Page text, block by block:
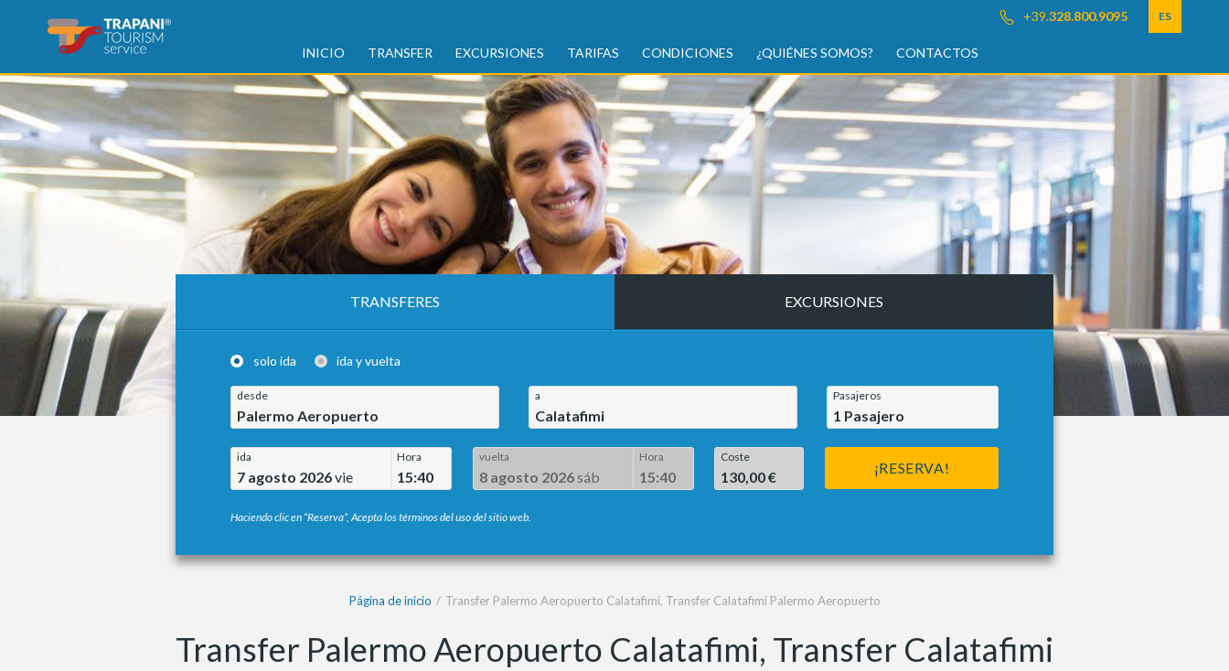
+39.328.800.9095 ES
INICIO TRANSFER EXCURSIONES TARIFAS CONDICIONES ¿QUIÉNES SOMOS? CONTACTOS
TRANSFERES EXCURSIONES
solo ida ida y vuelta
desde
Palermo Aeropuerto
a
Calatafimi
Pasajeros
1 Pasajero
ida
7 agosto 2026vie
Hora
15:40
vuelta
8 agosto 2026sáb
Hora
15:40
Coste
130,00 €
¡RESERVA!
Haciendo clic en “Reserva”, Acepta los términos del uso del sitio web.
Página de inicio Transfer Palermo Aeropuerto Calatafimi, Transfer Calatafimi Palermo Aeropuerto
Transfer Palermo Aeropuerto Calatafimi, Transfer Calatafimi